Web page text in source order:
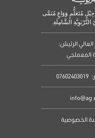
جِيْلٍ مُتَعَلٌّمٍ وَوَاعٍ مُنَمَّى
الشَّامِلَةِ.
الرئيسُ:
المعملجي
07602403019
الخصوصية